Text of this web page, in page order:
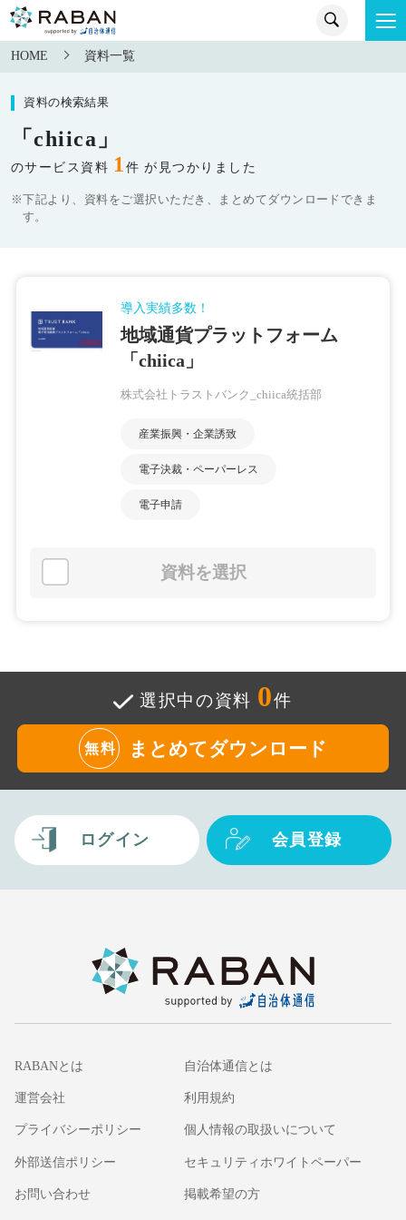
HOME 資料一覧
資料の検索結果
「chiica」
のサービス資料 1 件 が見つかりました
※下記より、資料をご選択いただき、まとめてダウンロードできま
す。
導入実績多数！
地域通貨プラットフォーム
「chiica」
株式会社トラストバンク_chiica統括部
産業振興・企業誘致
電子決裁・ペーパーレス
電子申請
資料を選択
選択中の資料 0件
無料 まとめてダウンロード
ログイン 会員登録
RABANとは 自治体通信とは
運営会社 利用規約
プライバシーポリシー 個人情報の取扱いについて
外部送信ポリシー セキュリティホワイトペーパー
お問い合わせ 掲載希望の方